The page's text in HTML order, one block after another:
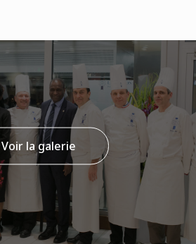
Voir la galerie